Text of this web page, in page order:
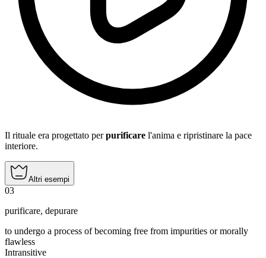
Il rituale era progettato perpurificare l'anima e ripristinare la pace
interiore.
Altri esempi
03
purificare, depurare
to undergo a process of becoming free from impurities or morally
flawless
Intransitive